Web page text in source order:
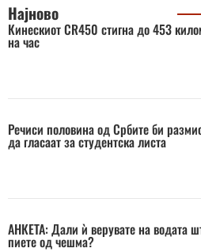
Најново
Кинескиот CR450 стигна до 453
на час
Речиси половина од Србите би
да гласаат за студентска листа
АНКЕТА: Дали ѝ верувате на водата
пиете од чешма?